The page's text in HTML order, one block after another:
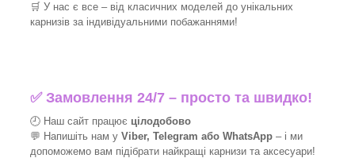
🛒 У нас є все – від класичних моделей до унікальних
карнизів за індивідуальними побажаннями!​
✅Замовлення 24/7 – просто та швидко!
🕘 Наш сайт працює цілодобово
💬 Напишіть нам у Viber, Telegram або WhatsApp – і ми
допоможемо вам підібрати найкращі карнизи та аксесуари!